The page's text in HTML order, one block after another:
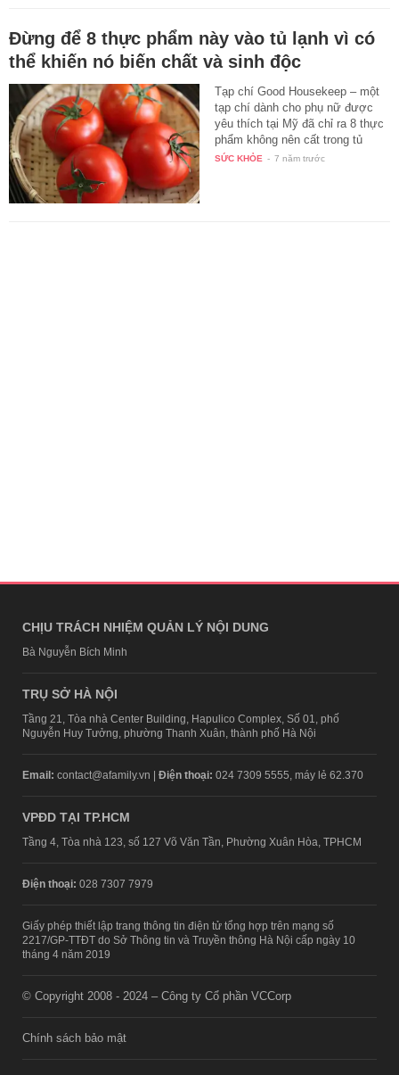
Đừng để 8 thực phẩm này vào tủ lạnh vì có
thể khiến nó biến chất và sinh độc
Tạp chí Good Housekeep – một
tạp chí dành cho phụ nữ được
yêu thích tại Mỹ đã chỉ ra 8 thực
phẩm không nên cất trong tủ
lạnh…
SỨC KHỎE - 7 năm trước
CHỊU TRÁCH NHIỆM QUẢN LÝ NỘI DUNG
Bà Nguyễn Bích Minh
TRỤ SỞ HÀ NỘI
Tầng 21, Tòa nhà Center Building, Hapulico Complex, Số 01, phố
Nguyễn Huy Tưởng, phường Thanh Xuân, thành phố Hà Nội
Email: contact@afamily.vn | Điện thoại: 024 7309 5555, máy lẻ 62.370
VPĐD TẠI TP.HCM
Tầng 4, Tòa nhà 123, số 127 Võ Văn Tần, Phường Xuân Hòa, TPHCM
Điện thoại: 028 7307 7979
Giấy phép thiết lập trang thông tin điện tử tổng hợp trên mạng số
2217/GP-TTĐT do Sở Thông tin và Truyền thông Hà Nội cấp ngày 10
tháng 4 năm 2019
© Copyright 2008 - 2024 – Công ty Cổ phần VCCorp
Chính sách bảo mật